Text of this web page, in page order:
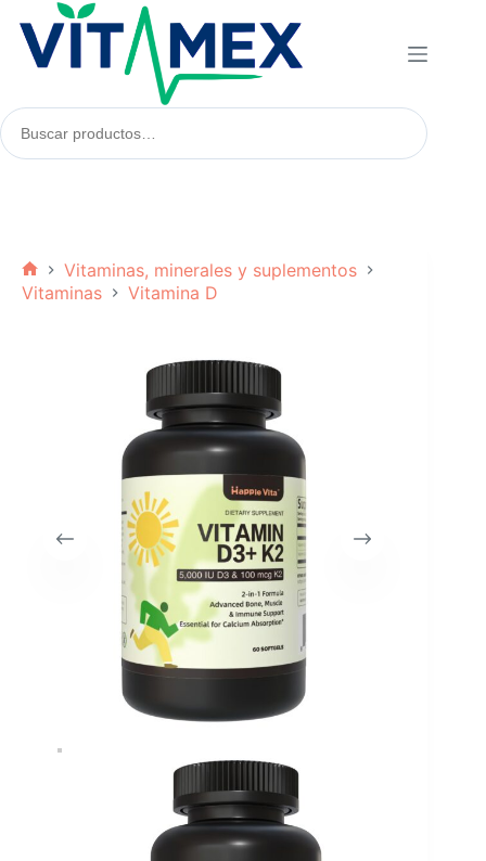
contenido
Buscar
productos:
Inicio
Vitaminas, minerales y suplementos
Vitaminas
Vitamina D